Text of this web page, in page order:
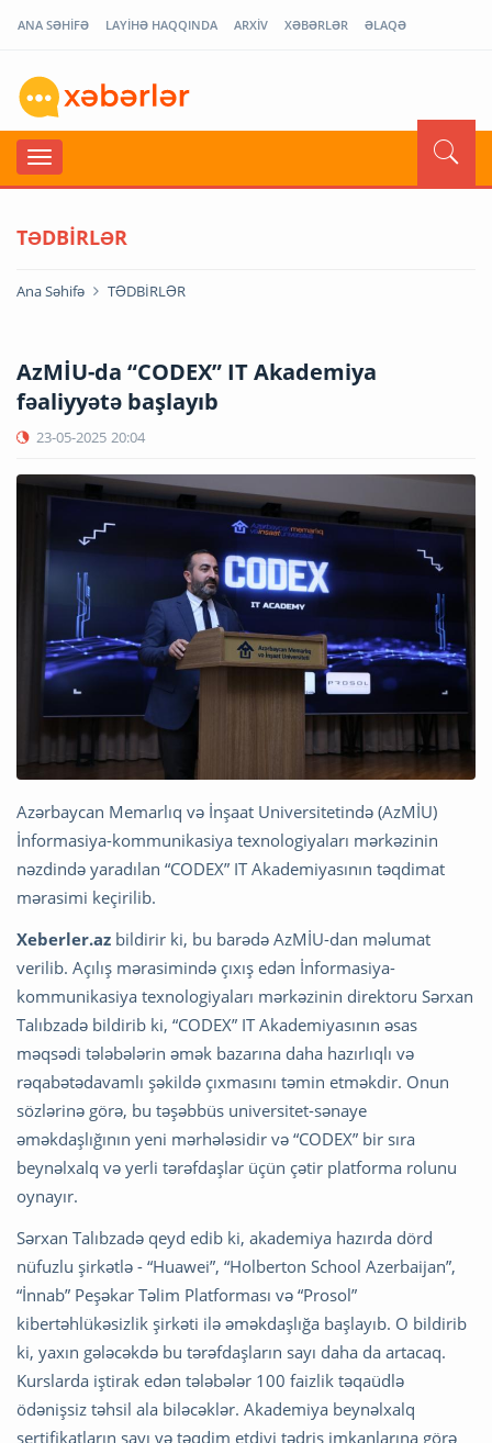
ANA SƏHİFƏ LAYİHƏ HAQQINDA ARXİV XƏBƏRLƏR ƏLAQƏ
TƏDBİRLƏR
Ana Səhifə TƏDBİRLƏR
AzMİU-da “CODEX” IT Akademiya
fəaliyyətə başlayıb
23-05-2025 20:04
Azərbaycan Memarlıq və İnşaat Universitetində (AzMİU)
İnformasiya-kommunikasiya texnologiyaları mərkəzinin
nəzdində yaradılan “CODEX” IT Akademiyasının təqdimat
mərasimi keçirilib.
Xeberler.az bildirir ki, bu barədə AzMİU-dan məlumat
verilib. Açılış mərasimində çıxış edən İnformasiya-
kommunikasiya texnologiyaları mərkəzinin direktoru Sərxan
Talıbzadə bildirib ki, “CODEX” IT Akademiyasının əsas
məqsədi tələbələrin əmək bazarına daha hazırlıqlı və
rəqabətədavamlı şəkildə çıxmasını təmin etməkdir. Onun
sözlərinə görə, bu təşəbbüs universitet-sənaye
əməkdaşlığının yeni mərhələsidir və “CODEX” bir sıra
beynəlxalq və yerli tərəfdaşlar üçün çətir platforma rolunu
oynayır.
Sərxan Talıbzadə qeyd edib ki, akademiya hazırda dörd
nüfuzlu şirkətlə - “Huawei”, “Holberton School Azerbaijan”,
“İnnab” Peşəkar Təlim Platforması və “Prosol”
kibertəhlükəsizlik şirkəti ilə əməkdaşlığa başlayıb. O bildirib
ki, yaxın gələcəkdə bu tərəfdaşların sayı daha da artacaq.
Kurslarda iştirak edən tələbələr 100 faizlik təqaüdlə
ödənişsiz təhsil ala biləcəklər. Akademiya beynəlxalq
sertifikatların sayı və təqdim etdiyi tədris imkanlarına görə